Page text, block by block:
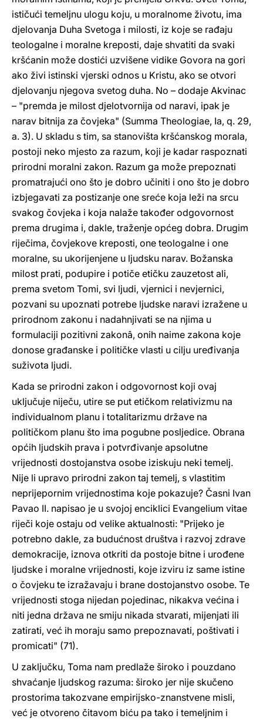
ističući temeljnu ulogu koju, u moralnome životu, ima
djelovanja Duha Svetoga i milosti, iz koje se rađaju
teologalne i moralne kreposti, daje shvatiti da svaki
kršćanin može dostići uzvišene vidike Govora na gori
ako živi istinski vjerski odnos u Kristu, ako se otvori
djelovanju njegova svetog duha. No – dodaje Akvinac
– "premda je milost djelotvornija od naravi, ipak je
narav bitnija za čovjeka" (Summa Theologiae, Ia, q. 29,
a. 3). U skladu s tim, sa stanovišta kršćanskog morala,
postoji neko mjesto za razum, koji je kadar raspoznati
prirodni moralni zakon. Razum ga može prepoznati
promatrajući ono što je dobro učiniti i ono što je dobro
izbjegavati za postizanje one sreće koja leži na srcu
svakog čovjeka i koja nalaže također odgovornost
prema drugima i, dakle, traženje općeg dobra. Drugim
riječima, čovjekove kreposti, one teologalne i one
moralne, su ukorijenjene u ljudsku narav. Božanska
milost prati, podupire i potiče etičku zauzetost ali,
prema svetom Tomi, svi ljudi, vjernici i nevjernici,
pozvani su upoznati potrebe ljudske naravi izražene u
prirodnom zakonu i nadahnjivati se na njima u
formulaciji pozitivni zakonâ, onih naime zakona koje
donose građanske i političke vlasti u cilju uređivanja
suživota ljudi.
Kada se prirodni zakon i odgovornost koji ovaj
uključuje niječu, utire se put etičkom relativizmu na
individualnom planu i totalitarizmu države na
političkom planu što ima pogubne posljedice. Obrana
općih ljudskih prava i potvrđivanje apsolutne
vrijednosti dostojanstva osobe iziskuju neki temelj.
Nije li upravo prirodni zakon taj temelj, s vlastitim
neprijepornim vrijednostima koje pokazuje? Časni Ivan
Pavao II. napisao je u svojoj enciklici Evangelium vitae
riječi koje ostaju od velike aktualnosti: "Prijeko je
potrebno dakle, za budućnost društva i razvoj zdrave
demokracije, iznova otkriti da postoje bitne i urođene
ljudske i moralne vrijednosti, koje izviru iz same istine
o čovjeku te izražavaju i brane dostojanstvo osobe. Te
vrijednosti stoga nijedan pojedinac, nikakva većina i
niti jedna država ne smiju nikada stvarati, mijenjati ili
zatirati, već ih moraju samo prepoznavati, poštivati i
promicati" (71).
U zaključku, Toma nam predlaže široko i pouzdano
shvaćanje ljudskog razuma: široko jer nije skučeno
prostorima takozvane empirijsko-znanstvene misli,
već je otvoreno čitavom biću pa tako i temeljnim i